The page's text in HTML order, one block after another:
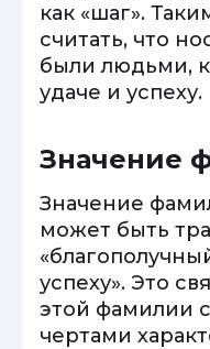
как «шаг».
считать, что
были людьми,
удаче и успеху.
Значение
Значение
может быть
успеху». Это
этой фамилии
чертами